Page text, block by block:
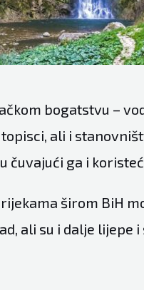
bogatstvu –
ali i
čuvajući ga i
širom BiH
ali su i dalje